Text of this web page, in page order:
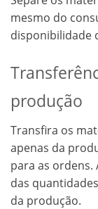
mesmo do
disponibilidade
produção
Transfira os
apenas da
para as
das
da produção.